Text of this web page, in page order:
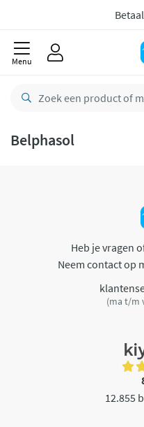
Menu
Belphasol
Heb je vragen
Neem contact op
(ma t/m
12.855